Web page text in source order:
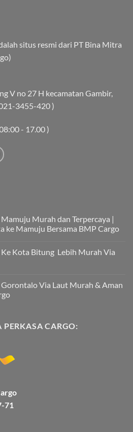
situs resmi dari PT Bina Mitra
V no 27 H kecamatan Gambir,
3455-420 )
- 17.00 )
Murah dan Terpercaya |
ke Mamuju Bersama BMP Cargo
Ke Kota Bitung Lebih Murah Via
Via Laut Murah & Aman
CARGO:
71